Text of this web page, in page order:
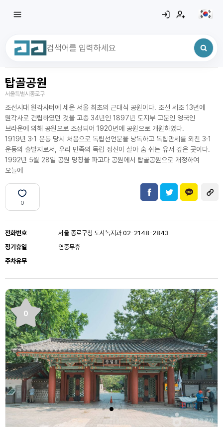
최근 검색어
탑골공원
서울특별시종로구
조선시대 원각사터에 세운 서울 최초의 근대식 공원이다. 조선 세조 13년에
원각사로 건립하였던 것을 고종 34년인 1897년 도지부 고문인 영국인
브라운에 의해 공원으로 조성되어 1920년에 공원으로 개원하였다.
1919년 3·1 운동 당시 처음으로 독립선언문을 낭독하고 독립만세를 외친 3·1
운동의 출발지로서, 우리 민족의 독립 정신이 살아 숨 쉬는 유서 깊은 곳이다.
1992년 5월 28일 공원 명칭을 파고다 공원에서 탑골공원으로 개정하여
오늘에
0
전화번호
서울 종로구청 도시녹지과 02-2148-2843
정기휴일
연중무휴
주차유무
0